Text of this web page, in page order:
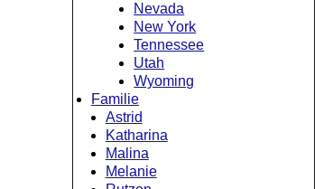
Nevada
New York
Tennessee
Utah
Wyoming
Familie
Astrid
Katharina
Malina
Melanie